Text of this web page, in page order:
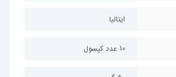
ایتالیا
10 عدد کپسول